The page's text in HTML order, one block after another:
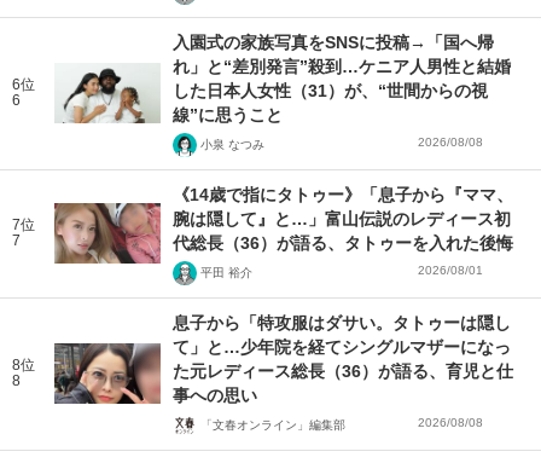
6位
6
入園式の家族写真をSNSに投稿→「国へ帰
れ」と“差別発言”殺到…ケニア人男性と結婚
した日本人女性（31）が、“世間からの視
線”に思うこと
小泉 なつみ 2026/08/08
7位
7
《14歳で指にタトゥー》「息子から『ママ、
腕は隠して』と…」富山伝説のレディース初
代総長（36）が語る、タトゥーを入れた後悔
平田 裕介 2026/08/01
8位
8
息子から「特攻服はダサい。タトゥーは隠し
て」と…少年院を経てシングルマザーになっ
た元レディース総長（36）が語る、育児と仕
事への思い
「文春オンライン」編集部 2026/08/08